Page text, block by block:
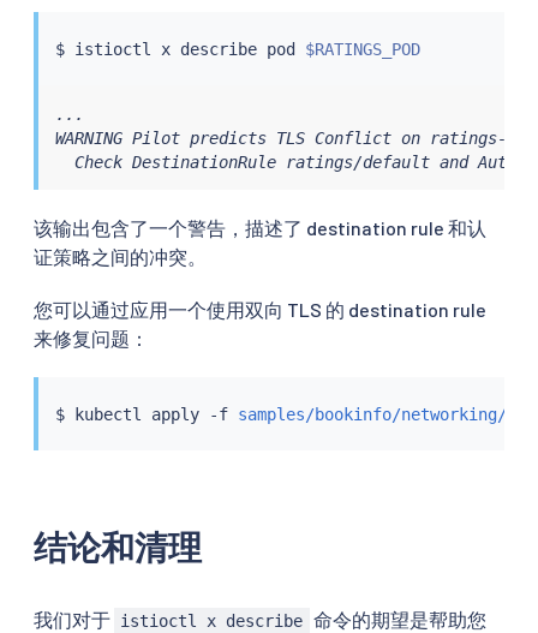
$ istioctl x describe pod $RATINGS_POD
...
WARNING Pilot predicts TLS Conflict on ratings-
Check DestinationRule ratings/default and
该输出包含了一个警告，描述了 destination rule 和认
证策略之间的冲突。
您可以通过应用一个使用双向 TLS 的 destination rule
来修复问题：
$ kubectl apply -f samples/bookinfo/networking/
结论和清理
我们对于 istioctl x describe 命令的期望是帮助您